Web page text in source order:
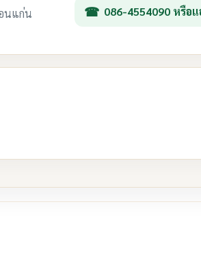
นแก่น
086-4554090 หรือ